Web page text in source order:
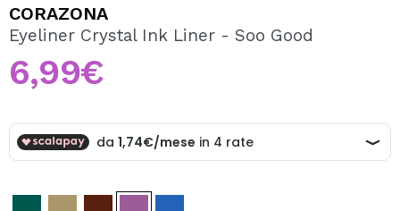
Creando un account su Maquibeauty.it potrai fare i tuoi
acquisti velocemente, controllare lo stato dei tuoi ordini e
consultare le tue operazioni precedenti.
CREARE UN ACCOUNT
CORAZONA
Eyeliner Crystal Ink Liner - Soo Good
6,99€